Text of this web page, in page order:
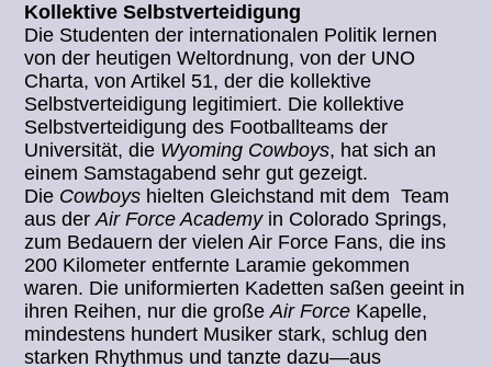
Kollektive Selbstverteidigung
Die Studenten der internationalen Politik lernen
von der heutigen Weltordnung, von der UNO
Charta, von Artikel 51, der die kollektive
Selbstverteidigung legitimiert. Die kollektive
Selbstverteidigung des Footballteams der
Universität, die Wyoming Cowboys, hat sich an
einem Samstagabend sehr gut gezeigt.
Die Cowboys hielten Gleichstand mit dem Team
aus derAir Force Academyin Colorado Springs,
zum Bedauern der vielen Air Force Fans, die ins
200 Kilometer entfernte Laramie gekommen
waren. Die uniformierten Kadetten saßen geeint in
ihren Reihen, nur die großeAir Force Kapelle,
mindestens hundert Musiker stark, schlug den
starken Rhythmus und tanzte dazu—aus